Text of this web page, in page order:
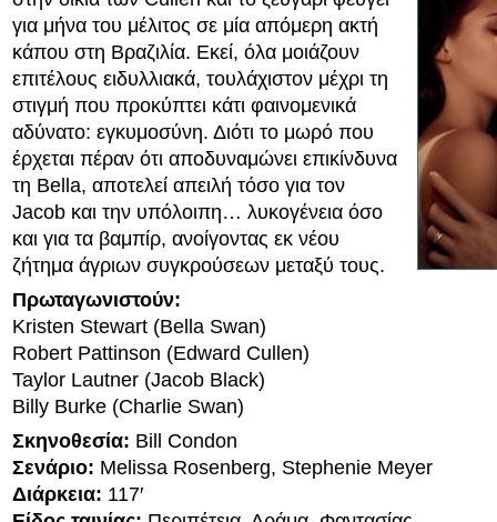
για μήνα του μέλιτος σε μία απόμερη ακτή
κάπου στη Βραζιλία. Εκεί, όλα μοιάζουν
επιτέλους ειδυλλιακά, τουλάχιστον μέχρι τη
στιγμή που προκύπτει κάτι φαινομενικά
αδύνατο: εγκυμοσύνη. Διότι το μωρό που
έρχεται πέραν ότι αποδυναμώνει επικίνδυνα
τη Bella, αποτελεί απειλή τόσο για τον
Jacob και την υπόλοιπη… λυκογένεια όσο
και για τα βαμπίρ, ανοίγοντας εκ νέου
ζήτημα άγριων συγκρούσεων μεταξύ τους.
Πρωταγωνιστούν:
Kristen Stewart (Bella Swan)
Robert Pattinson (Edward Cullen)
Taylor Lautner (Jacob Black)
Billy Burke (Charlie Swan)
Σκηνοθεσία: Bill Condon
Σενάριο: Melissa Rosenberg, Stephenie Meyer
Διάρκεια: 117′